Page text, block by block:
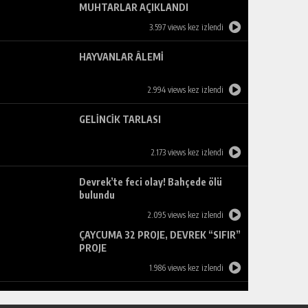
MUHTARLAR AÇIKLANDI
3.597 views kez izlendi
HAYVANLAR ÂLEMİ
2.994 views kez izlendi
GELİNCİK TARLASI
2.173 views kez izlendi
Devrek’te feci olay! Bahçede ölü
bulundu
2.095 views kez izlendi
ÇAYCUMA 32 PROJE, DEVREK “SIFIR”
PROJE
1.986 views kez izlendi